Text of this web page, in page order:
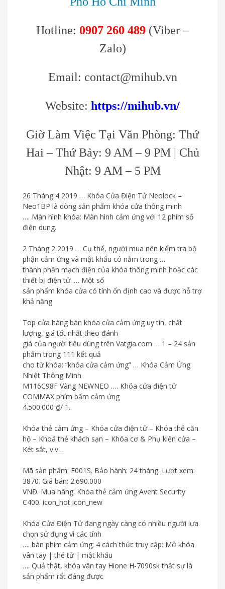
Hotline: 0907 260 489 (Viber –
Zalo)
Email: contact@mihub.vn
Website: https://mihub.vn/
Giờ Làm Việc Tại Văn Phòng: Thứ
Hai – Thứ Bảy: 9 AM – 9 PM | Chủ
Nhật: 9 AM – 5 PM
26 Tháng 4 2019 … Khóa Cửa Điện Tử Neolock –
Neo1BP là dòng sản phẩm khóa cửa thông minh
…. Màn hình khóa: Màn hình cảm ứng với 12 phím số
điện dung.
2 Tháng 2 2019 … Cụ thể, người mua nên kiểm tra bộ
phận cảm ứng và mật khẩu có nằm trong …
thành phần mạch điện của khóa thông minh hoặc các
thiết bị điện tử. … Một số
sản phẩm khóa cửa có tính ổn định cao và được hỗ trợ
khả năng
Top cửa hàng bán khóa cửa cảm ứng uy tín, chất
lượng, giá tốt nhất theo đánh
giá của người tiêu dùng trên Vatgia.com … 1 – 24 sản
phẩm trong 111 kết quả
cho từ khóa: “khóa cửa cảm ứng” … Khóa Cảm Ứng
Nhiệt Thông Minh
M116C98F Vàng NEWNEO …. Khóa cửa điện tử
COMMAX phím bấm cảm ứng
4.500.000 ₫/ 1.
Khóa thẻ cảm ứng – Khóa cửa điện tử – Khóa thẻ căn
hộ – Khoá thẻ khách sạn – Khóa cơ & Phụ kiện cửa –
Két sắt, v.v…
Mã sản phẩm: E001S. Bảo hành: 24 tháng. Lượt xem:
3870. Giá bán: 2.690.000
VNĐ. Mua hàng. Khóa thẻ cảm ứng Avent Security
C400. icon_hot icon_new
Khóa Cửa Điện Tử đang ngày càng có nhiều người lựa
chọn sử đụng vì các tính
…. bàn phím cảm ứng; 4 cách thức truy cập: Mở khóa
vân tay | thẻ từ | mật khẩu
…. Quả thật, khóa vân tay Hione H-7090sk thật sự là
sản phẩm rất đáng được